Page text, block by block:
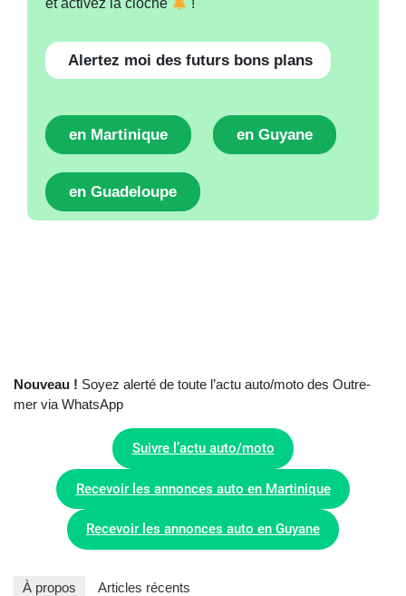
et activez la cloche
!
Alertez moi des futurs bons plans
en Martinique en Guyane
en Guadeloupe
Nouveau ! Soyez alerté de toute l’actu auto/moto des Outre-
mer via WhatsApp
Suivre l’actu auto/moto
Recevoir les annonces auto en Martinique
Recevoir les annonces auto en Guyane
À propos Articles récents